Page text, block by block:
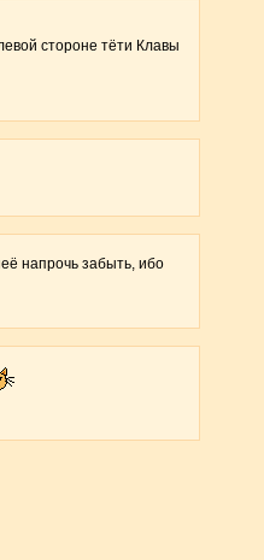
стороне тёти Клавы
напрочь забыть, ибо